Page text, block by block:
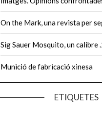
On the Mark, una revista per
Sig Sauer Mosquito, un calibre
Munició de fabricació xinesa
ETIQUETES